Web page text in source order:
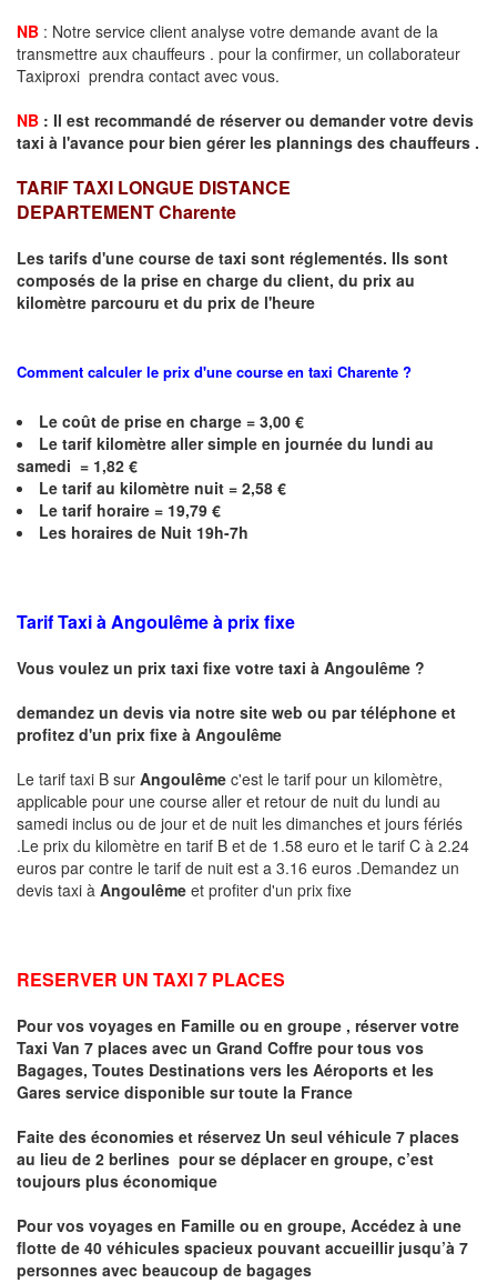
NB : Notre service client analyse votre demande avant de la
transmettre aux chauffeurs . pour la confirmer, un collaborateur
Taxiproxi prendra contact avec vous.
NB : Il est recommandé de réserverou demandervotre devis
taxi à l'avance pour bien gérer les plannings des chauffeurs .
TARIF TAXI LONGUE DISTANCE
DEPARTEMENTCharente
Les tarifs d'une course de taxi sont réglementés. Ils sont
composés de la prise en charge du client, du prix au
kilomètre parcouru et du prix de l'heure
Comment calculer le prix d'une course en taxi Charente ?
Le coût de prise en charge = 3,00 €
Le tarif kilomètre aller simple en journée du lundi au
samedi = 1,82 €
Le tarif au kilomètre nuit = 2,58 €
Le tarif horaire = 19,79 €
Les horaires de Nuit 19h-7h
Tarif Taxi àAngoulêmeà prix fixe
Vous voulez un prix taxi fixe votre taxi à Angoulême ?
demandez un devis via notre site web ou par téléphone et
profitez d'un prix fixe à Angoulême
Le tarif taxi B sur Angoulême c'est le tarif pour un kilomètre,
applicable pour une course aller et retour de nuit du lundi au
samedi inclus ou de jour et de nuit les dimanches et jours fériés
.Le prix du kilomètre en tarif B et de 1.58 euro et le tarif C à 2.24
euros par contre le tarif de nuit est a 3.16 euros .Demandez un
devis taxi à Angoulême et profiter d'un prix fixe
RESERVER UN TAXI 7 PLACES
Pour vos voyages en Famille ou en groupe , réserver votre
Taxi Van 7 places avec un Grand Coffre pour tous vos
Bagages, Toutes Destinations vers les Aéroports et les
Gares service disponible sur toute la France
Faite des économies et réservez Un seul véhicule 7 places
au lieu de 2 berlines pour se déplacer en groupe, c’est
toujours plus économique
Pour vos voyages en Famille ou en groupe, Accédez à une
flotte de 40 véhicules spacieux pouvant accueillir jusqu’à 7
personnes avec beaucoup de bagages